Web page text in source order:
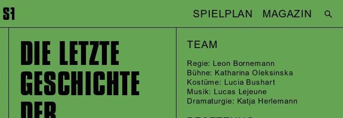
Zum Footer springen SPIELPLAN MAGAZIN
DIE LETZTE
GESCHICHTE
TEAM
Regie: Leon Bornemann
Bühne: Katharina Oleksinska
Kostüme: Lucia Bushart
Musik: Lucas Lejeune
Dramaturgie: Katja Herlemann